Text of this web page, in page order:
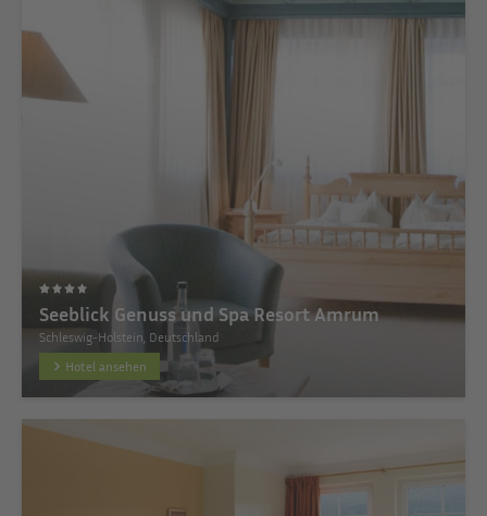
Seeblick Genuss und Spa Resort Amrum
Schleswig-Holstein, Deutschland
Hotel ansehen